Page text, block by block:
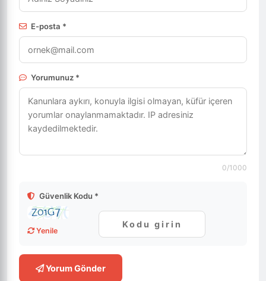
E-posta *
Yorumunuz *
0/1000
Güvenlik Kodu *
Yenile
Yorum Gönder